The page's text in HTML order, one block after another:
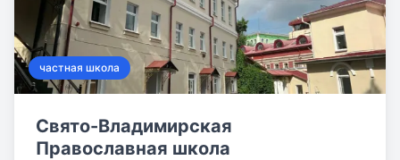
частная школа
Свято-Владимирская
Православная школа